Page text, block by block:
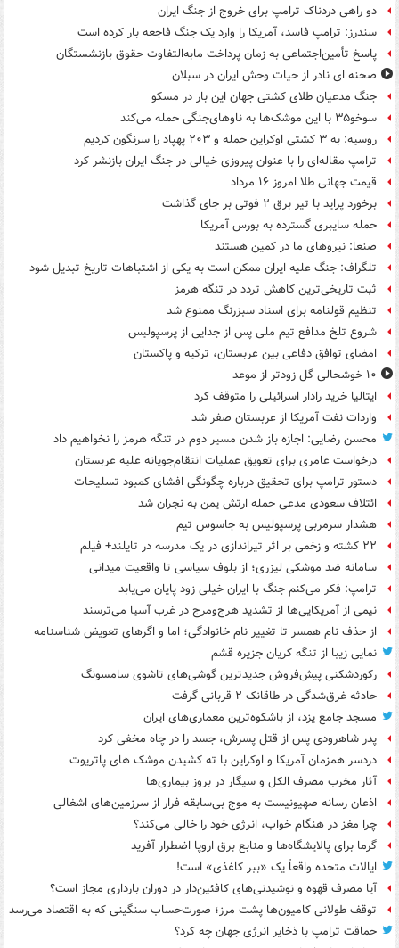
دو راهی دردناک ترامپ برای خروج از جنگ ایران
سندرز: ترامپ فاسد، آمریکا را وارد یک جنگ فاجعه بار کرده است
پاسخ تأمین‌اجتماعی به زمان پرداخت مابه‌التفاوت حقوق بازنشستگان
صحنه ای نادر از حیات وحش ایران در سبلان
جنگ مدعیان طلای کشتی جهان این بار در مسکو
سوخو۳۵ با این موشک‌ها به ناوهای‌جنگی حمله می‌کند
روسیه: به ۳ کشتی اوکراین حمله و ۲۰۳ پهپاد را سرنگون کردیم
ترامپ مقاله‌ای را با عنوان پیروزی خیالی در جنگ ایران بازنشر کرد
قیمت جهانی طلا امروز ۱۶ مرداد
برخورد پراید با تیر برق ۲ فوتی بر جای گذاشت
حمله سایبری گسترده به بورس آمریکا
صنعا: نیروهای ما در کمین‌ هستند
تلگراف: جنگ علیه ایران ممکن است به یکی از اشتباهات تاریخ تبدیل شود
ثبت تاریخی‌ترین کاهش تردد در تنگه هرمز
تنظیم قولنامه برای اسناد سبزرنگ ممنوع شد
شروع تلخ مدافع تیم ملی پس از جدایی از پرسپولیس
امضای توافق دفاعی بین عربستان، ترکیه و پاکستان
۱۰ خوشحالی گل زودتر از موعد
ایتالیا خرید رادار اسرائیلی را متوقف کرد
واردات نفت آمریکا از عربستان صفر شد
محسن رضایی: اجازه باز شدن مسیر دوم در تنگه هرمز را نخواهیم داد
درخواست عامری برای تعویق عملیات انتقام‌جویانه علیه عربستان
دستور ترامپ برای تحقیق درباره چگونگی افشای کمبود تسلیحات
ائتلاف سعودی مدعی حمله ارتش یمن به نجران شد
هشدار سرمربی پرسپولیس به جاسوس تیم
۲۲ کشته و زخمی بر اثر تیراندازی در یک مدرسه در تایلند+ فیلم
سامانه ضد موشکی لیزری؛ از بلوف سیاسی تا واقعیت میدانی
ترامپ: فکر می‌کنم جنگ با ایران خیلی زود پایان می‌یابد
نیمی از آمریکایی‌ها از تشدید هرج‌ومرج در غرب آسیا می‌ترسند
از حذف نام همسر تا تغییر نام خانوادگی؛ اما و اگرهای تعویض شناسنامه
نمایی زیبا از تنگه کریان جزیره قشم
رکوردشکنی پیش‌فروش جدیدترین گوشی‌های تاشوی سامسونگ
حادثه غرق‌شدگی در طاقانک ۲ قربانی گرفت
مسجد جامع یزد، از باشکوه‌ترین معماری‌های ایران
پدر شاهرودی پس از قتل پسرش، جسد را در چاه مخفی کرد
دردسر همزمان آمریکا و اوکراین با ته کشیدن موشک های پاتریوت
آثار مخرب مصرف الکل و سیگار در بروز بیماری‌ها
اذعان رسانه صهیونیست به موج بی‌سابقه فرار از سرزمین‌های اشغالی
چرا مغز در هنگام خواب، انرژی خود را خالی می‌کند؟
گرما برای پالایشگاه‌ها و منابع برق اروپا اضطرار آفرید
ایالات متحده واقعاً یک «ببر کاغذی» است!
آیا مصرف قهوه و نوشیدنی‌های کافئین‌دار در دوران بارداری مجاز است؟
توقف طولانی کامیون‌ها پشت مرز؛ صورت‌حساب سنگینی که به اقتصاد می‌رسد
حماقت ترامپ با ذخایر انرژی جهان چه کرد؟